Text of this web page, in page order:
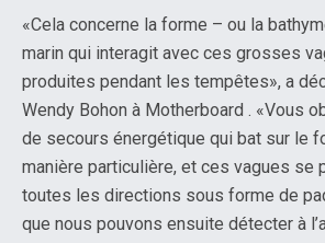
«Cela concerne la forme – ou la
marin qui interagit avec ces grosses
produites pendant les tempêtes», a
Wendy Bohon à Motherboard . «Vous
de secours énergétique qui bat sur le
manière particulière, et ces vagues se
toutes les directions sous forme de
que nous pouvons ensuite détecter à